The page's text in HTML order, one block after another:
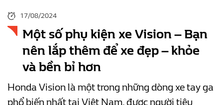
17/08/2024
Một số phụ kiện xe Vision – Bạn
nên lắp thêm để xe đẹp – khỏe
và bền bỉ hơn
Honda Vision là một trong những dòng xe tay ga
phổ biến nhất tại Việt Nam, được người tiêu